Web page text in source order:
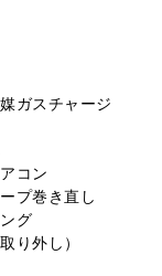
ガスチャージ
コン
プ巻き直し
グ
外し）